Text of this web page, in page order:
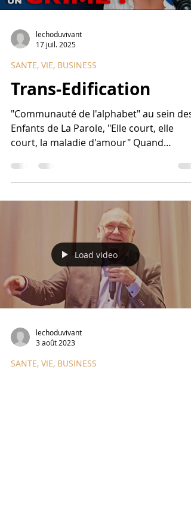
lechoduvivant
17 juil. 2025
SANTE, VIE, BUSINESS
Trans-Edification
"Communauté de l'alphabet" au sein des
Enfants de La Parole, "Elle court, elle
court, la maladie d'amour" Quand
Load video
lechoduvivant
3 août 2023
SANTE, VIE, BUSINESS